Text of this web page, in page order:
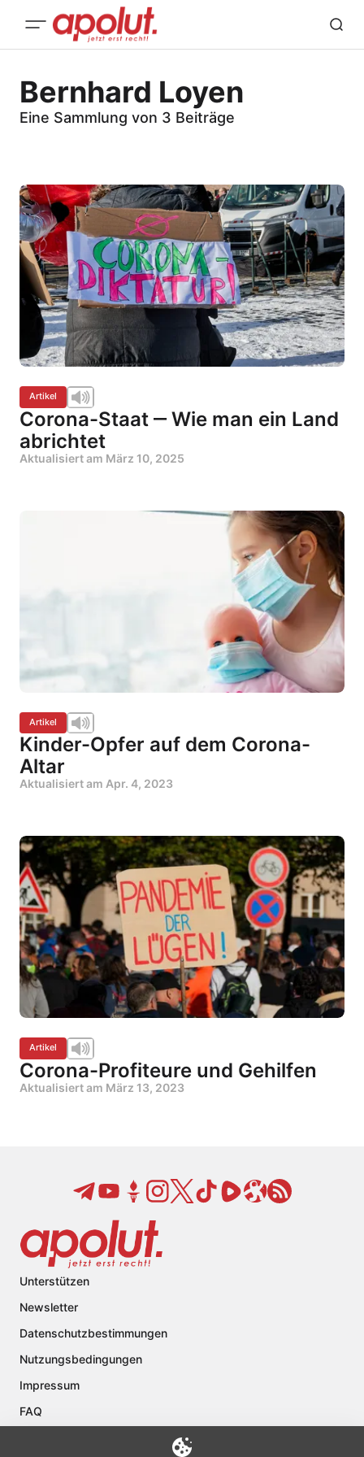
Bernhard Loyen
Eine Sammlung von 3 Beiträge
Artikel
Corona-Staat ‒ Wie man ein Land
abrichtet
Aktualisiert am März 10, 2025
Artikel
Kinder-Opfer auf dem Corona-
Altar
Aktualisiert am Apr. 4, 2023
Artikel
Corona-Profiteure und Gehilfen
Aktualisiert am März 13, 2023
Unterstützen
Newsletter
Datenschutzbestimmungen
Nutzungsbedingungen
Impressum
FAQ